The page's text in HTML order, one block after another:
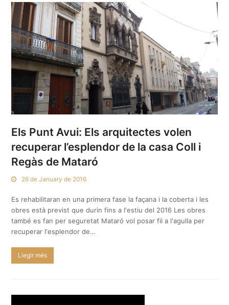
Els Punt Avui: Els arquitectes volen
recuperar l’esplendor de la casa Coll i
Regàs de Mataró
26 de January de 2016
Es rehabilitaran en una primera fase la façana i la coberta i les
obres està previst que durin fins a l'estiu del 2016 Les obres
també es fan per seguretat Mataró vol posar fil a l'agulla per
recuperar l'esplendor de…
Llegir més